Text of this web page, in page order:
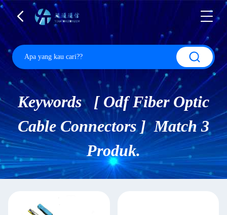
Keywords [ Odf Fiber Optic
Cable Connectors ] Match 3
Produk.